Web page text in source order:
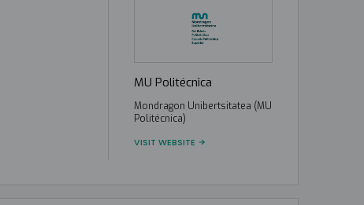
MU Politécnica
Mondragon Unibertsitatea (MU
Politécnica)
VISIT WEBSITE